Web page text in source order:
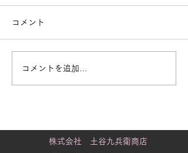
街で見かける「白いも
コメント
コメントを追加…
株式会社 土谷九兵衛商店